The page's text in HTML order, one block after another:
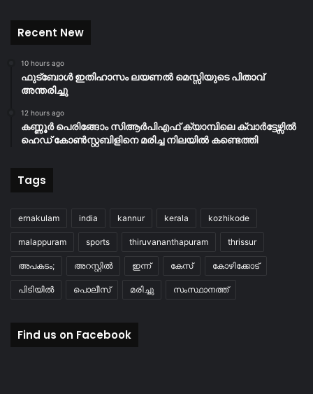
Recent New
10 hours ago
ഫുട്ബോൾ ഇതിഹാസം ലയണൽ മെസ്സിയുടെ പിതാവ്
അന്തരിച്ചു
12 hours ago
കണ്ണൂർ പെരിങ്ങോം സിആർപിഎഫ് ക്യാമ്പിലെ ക്വാർട്ടേഴ്സിൽ
ഹെഡ് കോൺസ്റ്റബിളിനെ മരിച്ച നിലയിൽ കണ്ടെത്തി
Tags
ernakulam india kannur kerala kozhikode
malappuram sports thiruvananthapuram thrissur
അപകടം; അറസ്റ്റിൽ ഇന്ന് കേസ് കോഴിക്കോട്
പിടിയിൽ പൊലീസ് മരിച്ചു സംസ്ഥാനത്ത്
Find us on Facebook